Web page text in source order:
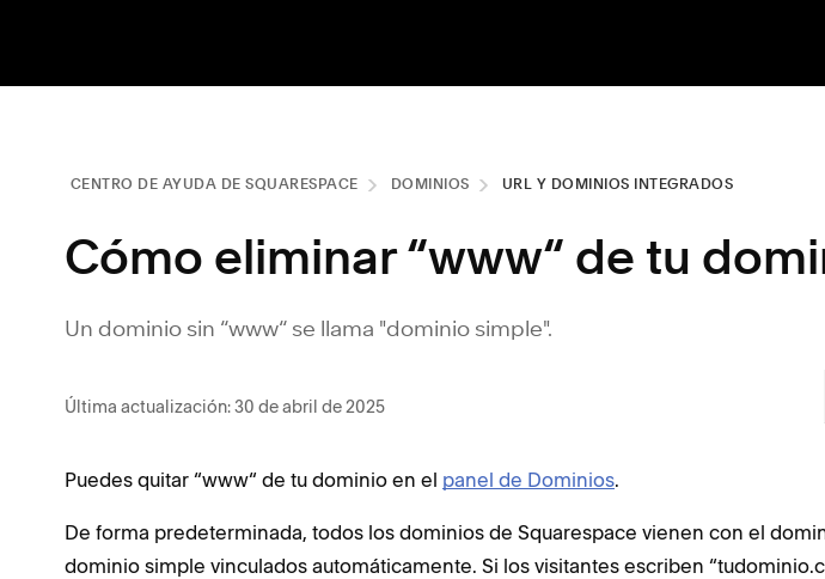
CENTRO DE AYUDA DE SQUARESPACE DOMINIOS URL Y DOMINIOS INTEGRADOS
Cómo eliminar “www“ de tu
Un dominio sin “www“ se llama "dominio simple".
Última actualización: 30 de abril de 2025
Puedes quitar “www“ de tu dominio en el panel de Dominios.
De forma predeterminada, todos los dominios de Squarespace vienen con el
dominio simple vinculados automáticamente. Si los visitantes escriben